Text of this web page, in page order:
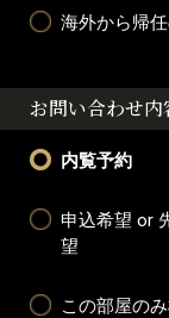
海外から帰
お問い合わせ内
内覧予約
申込希望 or
望
この部屋の